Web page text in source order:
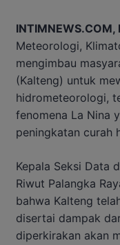
INTIMNEWS.COM,
Meteorologi,
mengimbau
(Kalteng) untuk
hidrometeorologi,
fenomena La Nina
peningkatan curah
Kepala Seksi Data
Riwut Palangka
bahwa Kalteng
disertai dampak
diperkirakan akan